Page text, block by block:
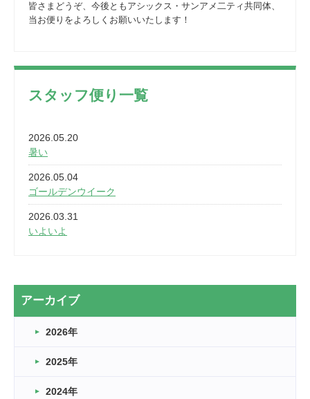
皆さまどうぞ、今後ともアシックス・サンアメ二ティ共同体、
当お便りをよろしくお願いいたします！
スタッフ便り一覧
2026.05.20
暑い
2026.05.04
ゴールデンウイーク
2026.03.31
いよいよ
2026.03.20
なぎなた
2026.03.16
車いすバスケとRくんのお話
アーカイブ
2026年
2025年
2024年